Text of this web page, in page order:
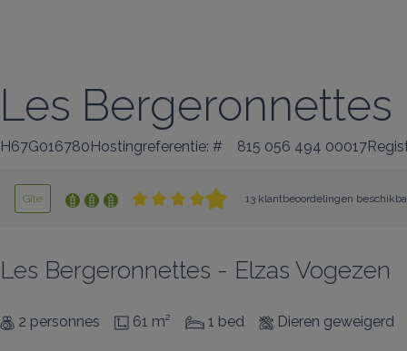
Les Bergeronnettes
H67G016780Hostingreferentie: # 815 056 494
Gîte 13 klantbeoordelingen
Les Bergeronnettes - Elzas Vogezen
2 personnes 61 m² 1 bed Dieren geweigerd